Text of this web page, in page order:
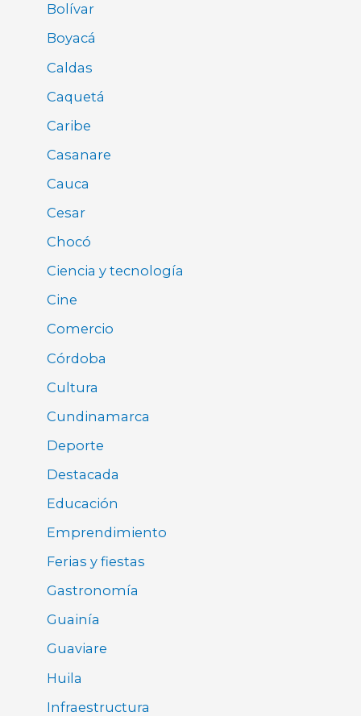
Bolívar
Boyacá
Caldas
Caquetá
Caribe
Casanare
Cauca
Cesar
Chocó
Ciencia y tecnología
Cine
Comercio
Córdoba
Cultura
Cundinamarca
Deporte
Destacada
Educación
Emprendimiento
Ferias y fiestas
Gastronomía
Guainía
Guaviare
Huila
Infraestructura